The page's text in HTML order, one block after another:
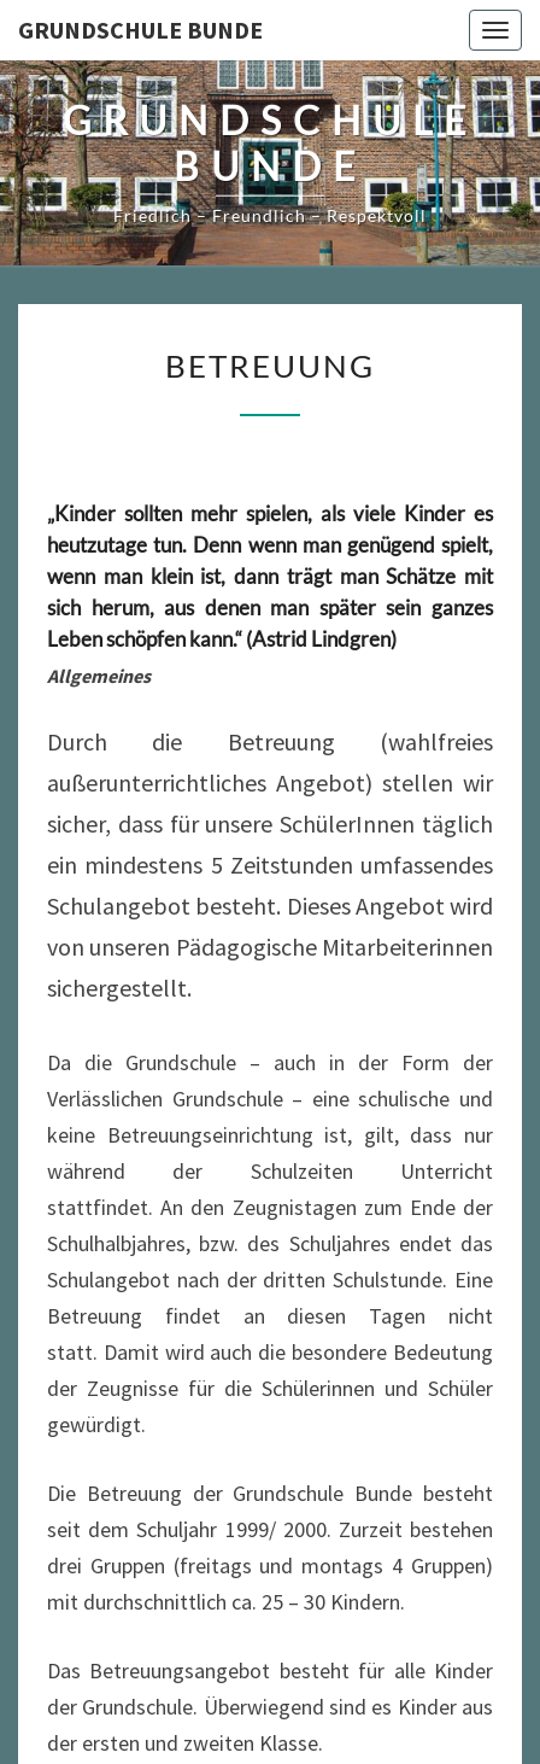
content
GRUNDSCHULE BUNDE
GRUNDSCHULE
BUNDE
Friedlich – Freundlich – Respektvoll
BETREUUNG
„Kinder sollten mehr spielen, als viele Kinder es
heutzutage tun. Denn wenn man genügend spielt,
wenn man klein ist, dann trägt man Schätze mit
sich herum, aus denen man später sein ganzes
Leben schöpfen kann.“ (Astrid Lindgren)
Allgemeines
Durch die Betreuung (wahlfreies
außerunterrichtliches Angebot) stellen wir
sicher, dass für unsere SchülerInnen täglich
ein mindestens 5 Zeitstunden umfassendes
Schulangebot besteht. Dieses Angebot wird
von unseren Pädagogische Mitarbeiterinnen
sichergestellt.
Da die Grundschule – auch in der Form der
Verlässlichen Grundschule – eine schulische und
keine Betreuungseinrichtung ist, gilt, dass nur
während der Schulzeiten Unterricht
stattfindet. An den Zeugnistagen zum Ende der
Schulhalbjahres, bzw. des Schuljahres endet das
Schulangebot nach der dritten Schulstunde. Eine
Betreuung findet an diesen Tagen nicht
statt. Damit wird auch die besondere Bedeutung
der Zeugnisse für die Schülerinnen und Schüler
gewürdigt.
Die Betreuung der Grundschule Bunde besteht
seit dem Schuljahr 1999/ 2000. Zurzeit bestehen
drei Gruppen (freitags und montags 4 Gruppen)
mit durchschnittlich ca. 25 – 30 Kindern.
Das Betreuungsangebot besteht für alle Kinder
der Grundschule. Überwiegend sind es Kinder aus
der ersten und zweiten Klasse.